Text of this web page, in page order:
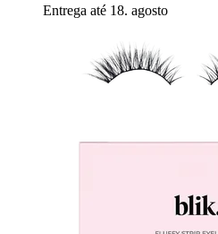
Entrega até 18. agosto